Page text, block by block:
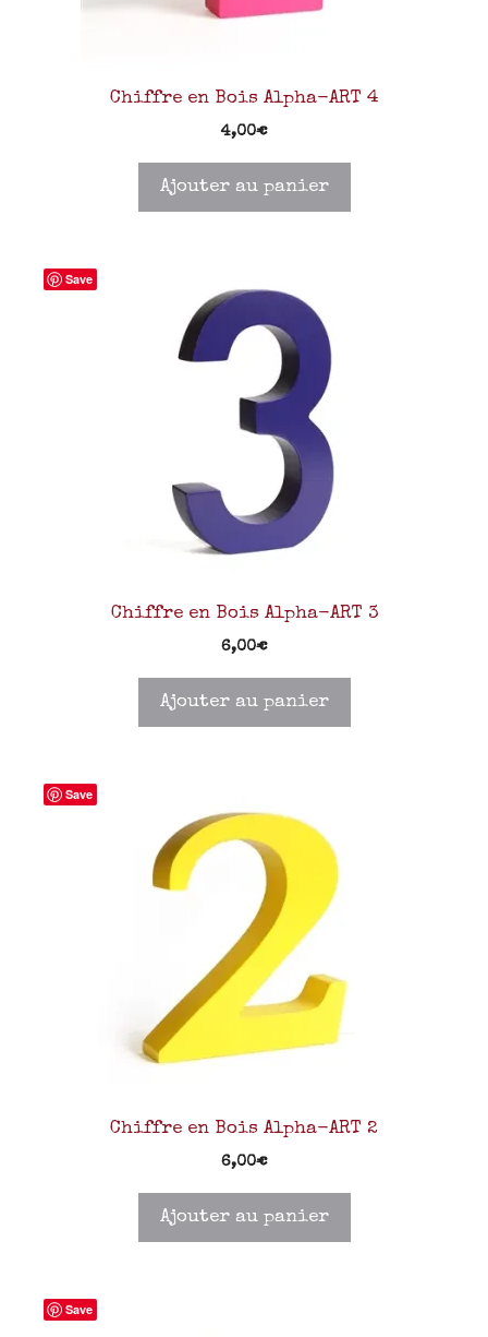
Chiffre en Bois Alpha-ART 4
4,00€
Ajouter au panier
Save
Chiffre en Bois Alpha-ART 3
6,00€
Ajouter au panier
Save
Chiffre en Bois Alpha-ART 2
6,00€
Ajouter au panier
Save